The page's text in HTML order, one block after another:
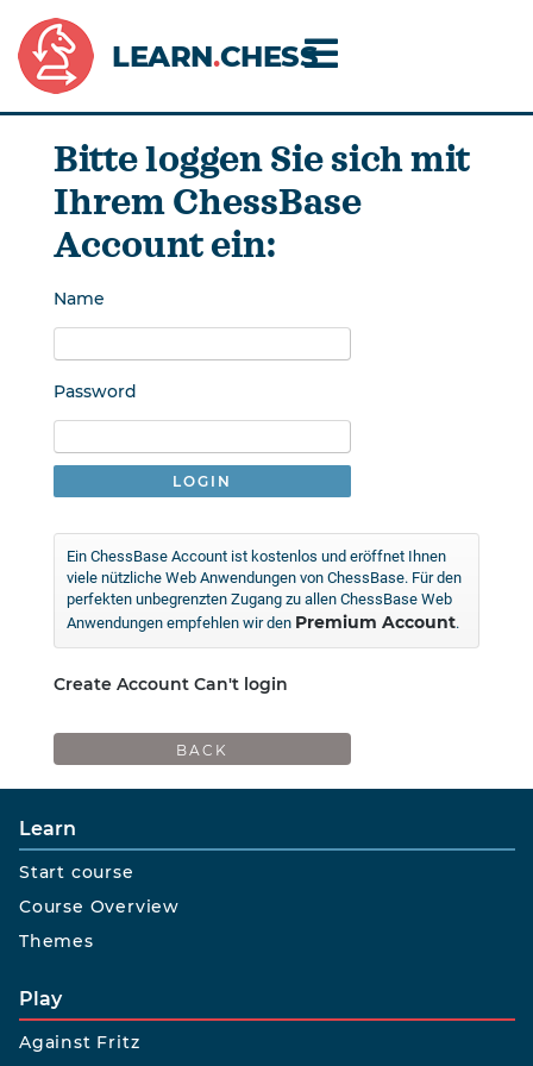
LEARN.CHESS
Bitte loggen Sie sich mit
Ihrem ChessBase
Account ein:
Name
Password
LOGIN
Ein ChessBase Account ist kostenlos und eröffnet Ihnen
viele nützliche Web Anwendungen von ChessBase. Für den
perfekten unbegrenzten Zugang zu allen ChessBase Web
Anwendungen empfehlen wir den Premium Account.
Create Account Can't login
Learn
Start course
Course Overview
Themes
Play
Against Fritz